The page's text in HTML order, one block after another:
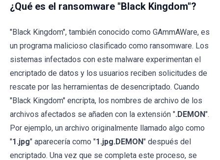
¿Qué es el ransomware "Black Kingdom"?
"Black Kingdom", también conocido como GAmmAWare, es
un programa malicioso clasificado como ransomware. Los
sistemas infectados con este malware experimentan el
encriptado de datos y los usuarios reciben solicitudes de
rescate por las herramientas de desencriptado. Cuando
"Black Kingdom" encripta, los nombres de archivo de los
archivos afectados se añaden con la extensión ".DEMON".
Por ejemplo, un archivo originalmente llamado algo como
"1.jpg" aparecería como "1.jpg.DEMON" después del
encriptado. Una vez que se completa este proceso, se